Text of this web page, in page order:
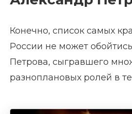
Конечно, список самых
России не может
Петрова, сыгравшего
разноплановых ролей в